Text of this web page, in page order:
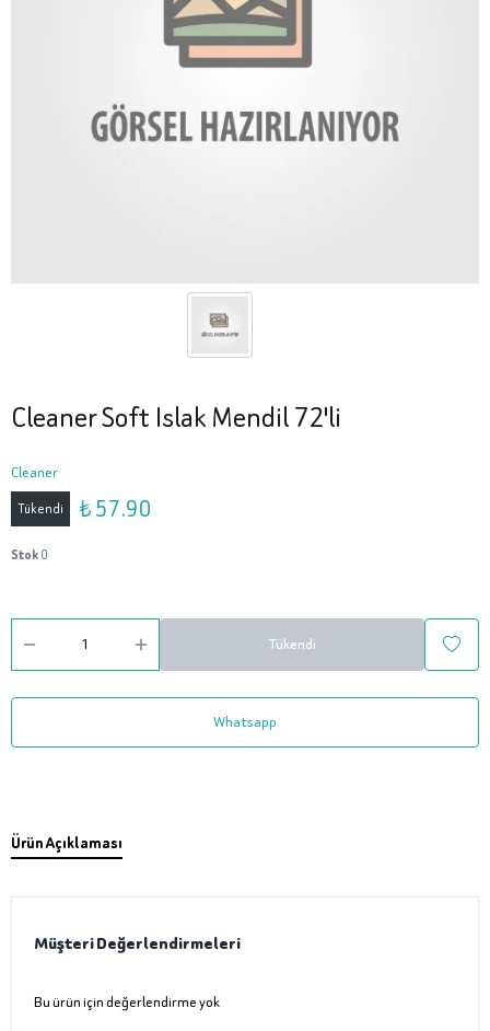
Cleaner Soft Islak Mendil 72'li
Cleaner
Tükendi ₺ 57.90
Stok0
Tükendi
Whatsapp
Ürün Açıklaması
Müşteri Değerlendirmeleri
Bu ürün için değerlendirme yok